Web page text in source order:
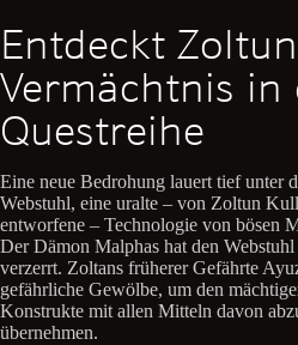
Entdeckt
Vermächtnis in
Questreihe
Eine neue Bedrohung lauert tief unter
Webstuhl, eine uralte – von Zoltun
entworfene – Technologie von bösen
Der Dämon Malphas hat den
verzerrt. Zoltans früherer Gefährte
gefährliche Gewölbe, um den
Konstrukte mit allen Mitteln davon
übernehmen.